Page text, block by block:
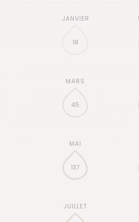
18
45
137